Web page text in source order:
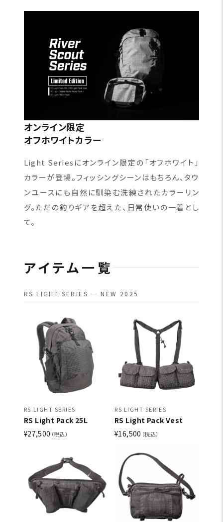
オンライン限定
オフホワイトカラー
Light Seriesにオンライン限定の「オフホワイト」
カラーが登場。フィッシングシーンはもちろん、タウ
ンユースにも自然に馴染む洗練されたカラーリン
グ。ただの釣りギアを超えた、日常使いの一着とし
て。
アイテム一覧
RS LIGHT SERIES — NEW 2025
RS LIGHT SERIES
RS Light Pack 25L
¥27,500 （税込）
RS LIGHT SERIES
RS Light Pack Vest
¥16,500 （税込）